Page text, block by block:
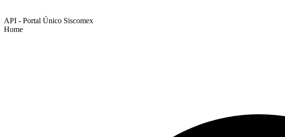
API - Portal Único Siscomex
Home